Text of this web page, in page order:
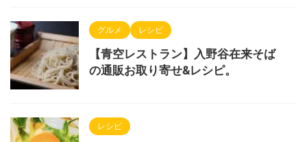
グルメ レシピ
【青空レストラン】入野谷在来そば
の通販お取り寄せ&レシピ。
レシピ